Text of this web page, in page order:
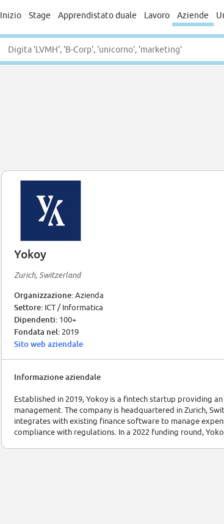
Inizio Stage Apprendistato duale Lavoro Aziende
Yokoy
Zurich, Switzerland
Organizzazione:Azienda
Settore: ICT / Informatica
Dipendenti: 100+
Fondata nel: 2019
Sito web aziendale
Informazione aziendale
Established in 2019, Yokoy is a fintech startup providing
management. The company is headquartered in Zurich,
integrates with existing finance software to manage
compliance with regulations. In a 2022 funding round,